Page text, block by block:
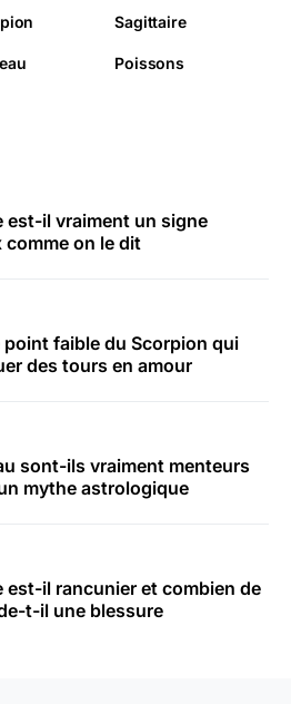
Sagittaire
Poissons
est-il vraiment un signe
comme on le dit
point faible du Scorpion qui
des tours en amour
sont-ils vraiment menteurs
mythe astrologique
est-il rancunier et combien de
t-il une blessure